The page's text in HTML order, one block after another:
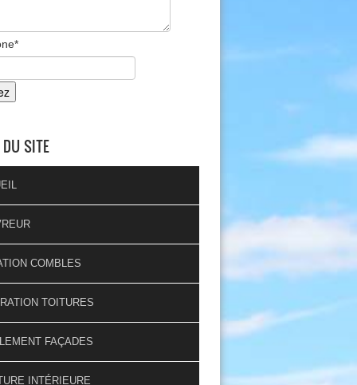
*
SITE
COMBLES
TOITURES
FAÇADES
INTÉRIEURE